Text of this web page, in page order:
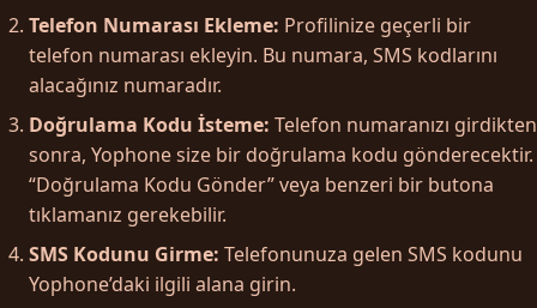
Telefon Numarası Ekleme: Profilinize geçerli bir
telefon numarası ekleyin. Bu numara, SMS kodlarını
alacağınız numaradır.
Doğrulama Kodu İsteme: Telefon numaranızı girdikten
sonra, Yophone size bir doğrulama kodu gönderecektir.
“Doğrulama Kodu Gönder” veya benzeri bir butona
tıklamanız gerekebilir.
SMS Kodunu Girme: Telefonunuza gelen SMS kodunu
Yophone’daki ilgili alana girin.